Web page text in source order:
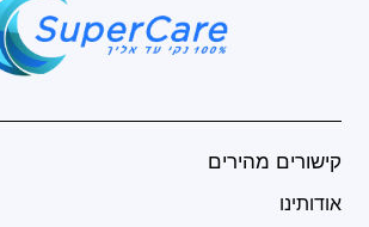
קישורים מהירים
אודותינו